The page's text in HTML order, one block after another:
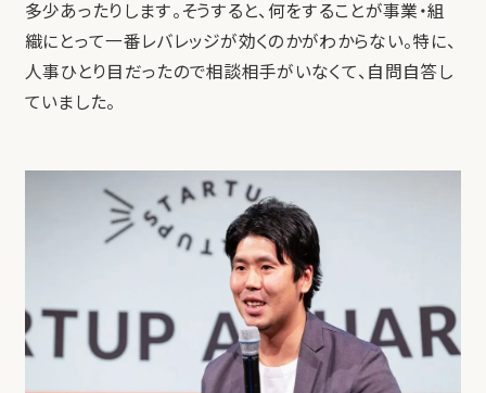
多少あったりします。そうすると、何をすることが事業・組
織にとって一番レバレッジが効くのかがわからない。特に、
人事ひとり目だったので相談相手がいなくて、自問自答し
ていました。